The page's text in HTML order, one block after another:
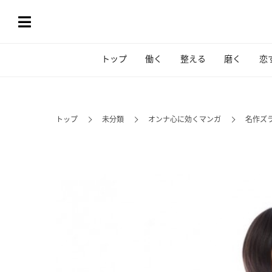
トップ 働く 整える 磨く 恋
トップ 未分類 オンナ心に効くマンガ 名作ズ